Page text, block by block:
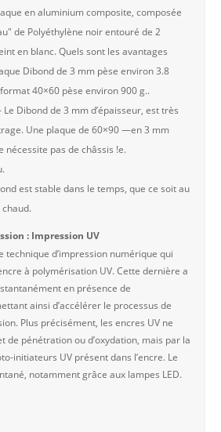
en aluminium composite, composée
de Polyéthylène noir entouré de 2
en blanc. Quels sont les avantages
Dibond de 3 mm pèse environ 3.8
40×60 pèse environ 900 g..
Dibond de 3 mm d’épaisseur, est très
Une plaque de 60×90 —en 3 mm
nécessite pas de châssis !e.
est stable dans le temps, que ce soit au
: Impression UV
technique d’impression numérique qui
à polymérisation UV. Cette dernière a
en présence de
ainsi d’accélérer le processus de
Plus précisément, les encres UV ne
de pénétration ou d’oxydation, mais par la
initiateurs UV présent dans l’encre. Le
notamment grâce aux lampes LED.